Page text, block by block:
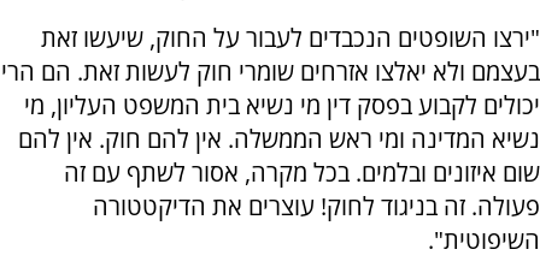
"ירצו השופטים הנכבדים לעבור על החוק, שיעשו זאת
בעצמם ולא יאלצו אזרחים שומרי חוק לעשות זאת. הם הרי
יכולים לקבוע בפסק דין מי נשיא בית המשפט העליון, מי
נשיא המדינה ומי ראש הממשלה. אין להם חוק. אין להם
שום איזונים ובלמים. בכל מקרה, אסור לשתף עם זה
פעולה. זה בניגוד לחוק! עוצרים את הדיקטטורה
השיפוטית".